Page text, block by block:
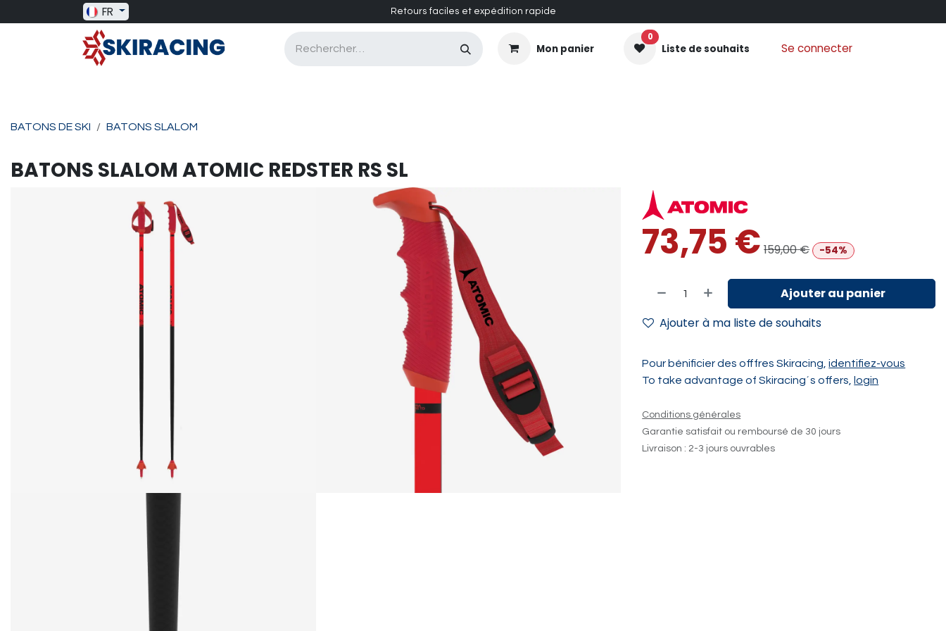
Se rendre au contenu
FR Retours faciles et expédition rapide
Mon panier
0
Liste de souhaits Se connecter
BATONS DE SKI BATONS SLALOM
BATONS SLALOM ATOMIC REDSTER RS SL
73,75 € 159,00€ -54%
Ajouter au panier
Ajouter à ma liste de souhaits
Pour bénificier des offfres Skiracing,identifiez-vous
To take advantage of Skiracing´s offers, login
Conditions générales
Garantie satisfait ou remboursé de 30 jours
Livraison : 2-3 jours ouvrables